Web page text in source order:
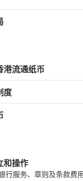
港流通纸币
度
和操作
行服务、章则及条款费